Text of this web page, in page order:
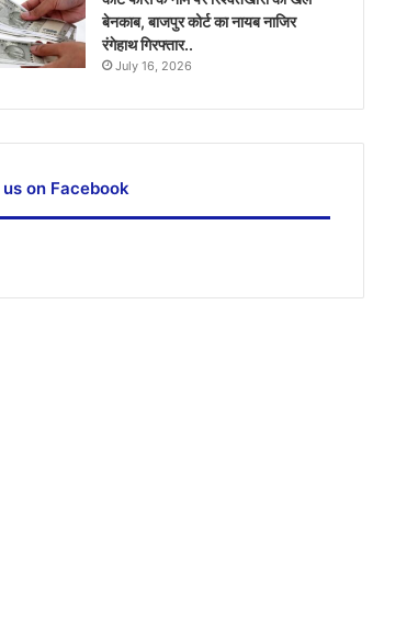
बेनकाब, बाजपुर कोर्ट का नायब नाजिर
रंगेहाथ गिरफ्तार..
July 16, 2026
us on Facebook